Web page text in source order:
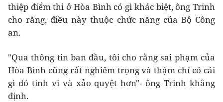
thiệp điểm thi ở Hòa Bình có gì khác biệt, ông Trinh
cho rằng, điều này thuộc chức năng của Bộ Công
an.
"Qua thông tin ban đầu, tôi cho rằng sai phạm của
Hòa Bình cũng rất nghiêm trọng và thậm chí có cái
gì đó tinh vi và xảo quyệt hơn"- ông Trinh khẳng
định.